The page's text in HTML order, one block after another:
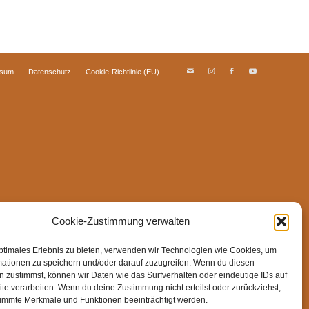
Cookie-Zustimmung verwalten
Erlebnis zu bieten, verwenden wir Technologien wie Cookies, um
zu speichern und/oder darauf zuzugreifen. Wenn du diesen
zustimmst, können wir Daten wie das Surfverhalten oder eindeutige IDs auf
verarbeiten. Wenn du deine Zustimmung nicht erteilst oder zurückziehst,
Merkmale und Funktionen beeinträchtigt werden.
Datenschutz Cookie-Richtlinie (EU)